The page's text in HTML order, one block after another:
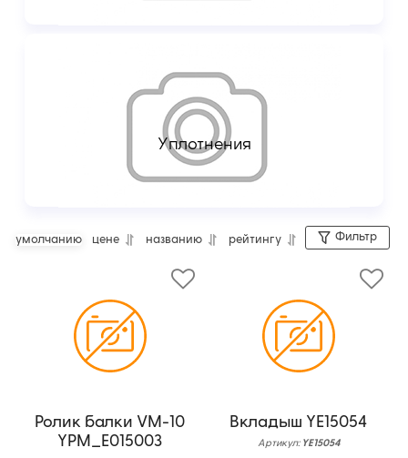
Уплотнения
умолчанию цене названию рейтингу Фильтр
Ролик балки VM-10
YPM_E015003
Вкладыш YE15054
Артикул: YE15054